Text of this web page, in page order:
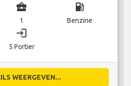
business_center
1
local_gas_station
Benzine
login
5 Portier
WEERGEVEN...